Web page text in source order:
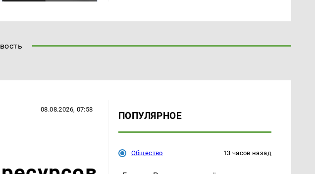
08.08.2026, 07:58
ПОПУЛЯРНОЕ
Общество 13 часов назад